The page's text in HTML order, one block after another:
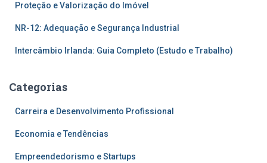
Proteção e Valorização do Imóvel
NR-12: Adequação e Segurança Industrial
Intercâmbio Irlanda: Guia Completo (Estudo e Trabalho)
Categorias
Carreira e Desenvolvimento Profissional
Economia e Tendências
Empreendedorismo e Startups